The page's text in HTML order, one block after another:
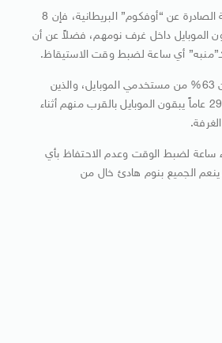
ووفق الدراسة الإحصائية الصادرة عن “أوفكوم” البريطانية، فإن 8
يبقون الموبايل داخل غرف نومهم، فضلاً عن أن
أي ساعة لضبط وقت الاستيقاظ.
كما أضافت الإحصائية أن 63% من مستخدمي الموبايل، والذين
تتراوح أعمارهم بين18 و29 عاماً يبقون الموبايل بالقرب منهم أثناء
ساعة لضبط الوقت وعدم الاحتفاظ بأي
الجميع بنوم هادئ خال من